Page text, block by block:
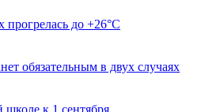
до +26°C
обязательным в двух случаях
к 1 сентября